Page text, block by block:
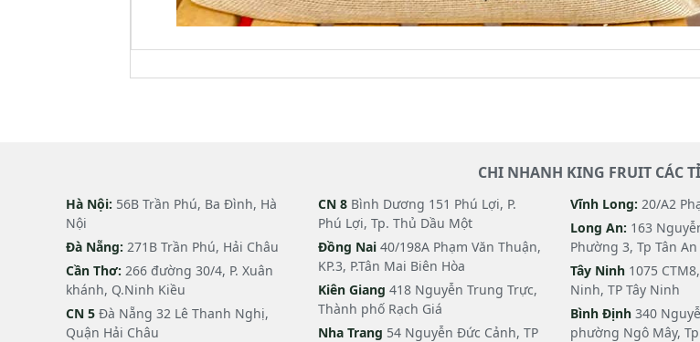
CHI NHANH KING FRUIT CÁC
Hà Nội: 56B Trần Phú, Ba Đình, Hà
Nội
Đà Nẵng: 271B Trần Phú, Hải Châu
Cần Thơ: 266 đường 30/4, P. Xuân
khánh, Q.Ninh Kiều
CN 5 Đà Nẵng 32 Lê Thanh Nghị,
Quận Hải Châu
CN 8 Bình Dương 151 Phú Lợi, P.
Phú Lợi, Tp. Thủ Dầu Một
Đồng Nai 40/198A Phạm Văn Thuận,
KP.3, P.Tân Mai Biên Hòa
Kiên Giang 418 Nguyễn Trung Trực,
Thành phố Rạch Giá
Nha Trang 54 Nguyễn Đức Cảnh, TP
Vĩnh Long: 20/A2
Long An: 163
Phường 3, Tp Tân An
Tây Ninh 1075
Ninh, TP Tây Ninh
Bình Định 340
phường Ngô Mây,